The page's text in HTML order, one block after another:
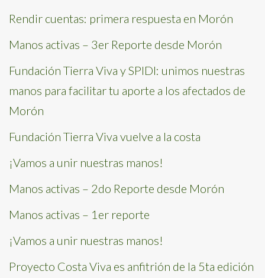
Rendir cuentas: primera respuesta en Morón
Manos activas – 3er Reporte desde Morón
Fundación Tierra Viva y SPIDI: unimos nuestras
manos para facilitar tu aporte a los afectados de
Morón
Fundación Tierra Viva vuelve a la costa
¡Vamos a unir nuestras manos!
Manos activas – 2do Reporte desde Morón
Manos activas – 1er reporte
¡Vamos a unir nuestras manos!
Proyecto Costa Viva es anfitrión de la 5ta edición